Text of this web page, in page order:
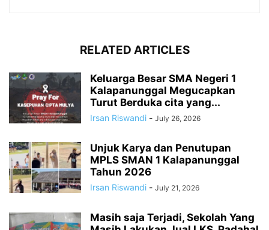
RELATED ARTICLES
Keluarga Besar SMA Negeri 1
Kalapanunggal Megucapkan
Turut Berduka cita yang...
Irsan Riswandi - July 26, 2026
Unjuk Karya dan Penutupan
MPLS SMAN 1 Kalapanunggal
Tahun 2026
Irsan Riswandi - July 21, 2026
Masih saja Terjadi, Sekolah Yang